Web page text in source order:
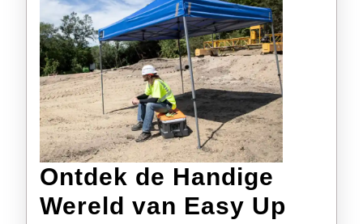
Ontdek de Handige
Wereld van Easy Up